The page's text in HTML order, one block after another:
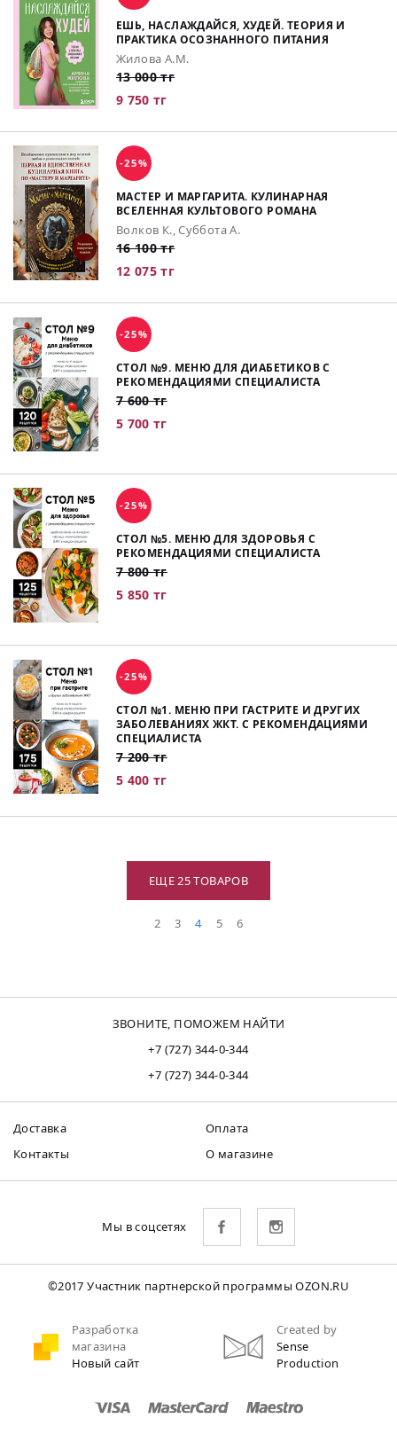
ЕШЬ, НАСЛАЖДАЙСЯ, ХУДЕЙ. ТЕОРИЯ И
ПРАКТИКА ОСОЗНАННОГО ПИТАНИЯ
Жилова А.М.
13 000 тг
9 750 тг
-25%
МАСТЕР И МАРГАРИТА. КУЛИНАРНАЯ
ВСЕЛЕННАЯ КУЛЬТОВОГО РОМАНА
Волков К., Суббота А.
16 100 тг
12 075 тг
-25%
СТОЛ №9. МЕНЮ ДЛЯ ДИАБЕТИКОВ С
РЕКОМЕНДАЦИЯМИ СПЕЦИАЛИСТА
7 600 тг
5 700 тг
-25%
СТОЛ №5. МЕНЮ ДЛЯ ЗДОРОВЬЯ С
РЕКОМЕНДАЦИЯМИ СПЕЦИАЛИСТА
7 800 тг
5 850 тг
-25%
СТОЛ №1. МЕНЮ ПРИ ГАСТРИТЕ И ДРУГИХ
ЗАБОЛЕВАНИЯХ ЖКТ. С РЕКОМЕНДАЦИЯМИ
СПЕЦИАЛИСТА
7 200 тг
5 400 тг
ЕЩЕ 25 ТОВАРОВ
2 3 4 5 6
ЗВОНИТЕ, ПОМОЖЕМ НАЙТИ
+7 (727) 344-0-344
+7 (727) 344-0-344
Доставка
Оплата
Контакты
О магазине
Мы в соцсетях
©2017 Участник партнерской программы OZON.RU
Разработка
магазина
Новый сайт
Created by
Sense
Production